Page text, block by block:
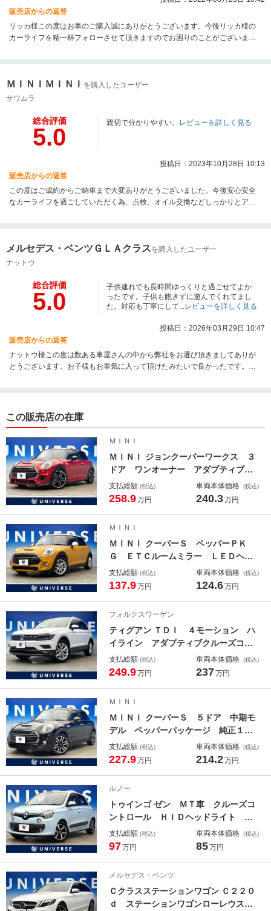
販売店からの返答
リッカ様この度はお車のご購入誠にありがとうございます。今後リッカ様の
カーライフを精一杯フォローさせて頂きますのでお困りのことがございまし
ＭＩＮＩＭＩＮＩ を購入したユーザー
サワムラ
総合評価
5.0
親切で分かりやすい。 レビューを詳しく見る
投稿日：2023年10月28日 10:13
販売店からの返答
この度はご成約からご納車まで大変ありがとうございました。今後安心安全
なカーライフを過ごしていただく為、点検、オイル交換などしっかりとアフ
ます。
メルセデス・ベンツＧＬＡクラスを購入したユーザー
ナットウ
総合評価
5.0
子供連れでも長時間ゆっくりと過ごせてよか
ったです。子供も飽きずに遊んでくれてまし
た。対応も丁寧にして... レビューを詳しく見る
投稿日：2026年03月29日 10:47
販売店からの返答
ナットウ様この度は数ある車屋さんの中から弊社をお選び頂きましてありが
とうございます。お子様もお車気に入って頂けたみたいで良かったです。今
思いますので今後ともどうぞよろしくお願い致します。
この販売店の在庫
ＭＩＮＩ
ＭＩＮＩ ジョンクーパーワークス ３
ドア ワンオーナー アダプティブＬ
ＥＤ バックカメラ ハーフレザーシ
ート クルーズコントロール デュア
ｔｏｏｔｈ再生 ＥＴＣ
支払総額 (税込)
258.9万円
車両本体価格 (税込)
240.3万円
ＭＩＮＩ
ＭＩＮＩ クーパーＳ ペッパーＰＫ
Ｇ ＥＴＣルームミラー ＬＥＤヘッ
ド ３ドア ＨＤＤナビ デュアルオ
ートエアコン アイドリングストッ
止装置
支払総額 (税込)
137.9万円
車両本体価格 (税込)
124.6万円
フォルクスワーゲン
ティグアン ＴＤＩ ４モーション ハ
イライン アダプティブクルーズコン
トロール クリアランスソナー オー
トマチックハイビーム ＬＥＤヘッド
ア インテリアアンビエントライト
禁煙車
支払総額 (税込)
249.9万円
車両本体価格 (税込)
237万円
ＭＩＮＩ
ＭＩＮＩ クーパーＳ ５ドア 中期モ
デル ペッパーパッケージ 純正１７
インチオプションアルミ レーダーク
ルーズコントロール レーンアシス
ーナー 禁煙車
支払総額 (税込)
227.9万円
車両本体価格 (税込)
214.2万円
ルノー
トゥインゴ ゼン ＭＴ車 クルーズコ
ントロール ＨＩＤヘッドライト ア
イドリングストップ 横滑り防止装
置 ＥＴＣ車載器 ＵＳＢ接続 禁煙
支払総額 (税込)
97万円
車両本体価格 (税込)
85万円
メルセデス・ベンツ
Ｃクラスステーションワゴン Ｃ２２０
ｄ ステーションワゴンローレウスエ